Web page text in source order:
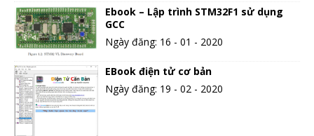
Ebook – Lập trình STM32F1 sử dụng
GCC
Ngày đăng: 16 - 01 - 2020
EBook điện tử cơ bản
Ngày đăng: 19 - 02 - 2020